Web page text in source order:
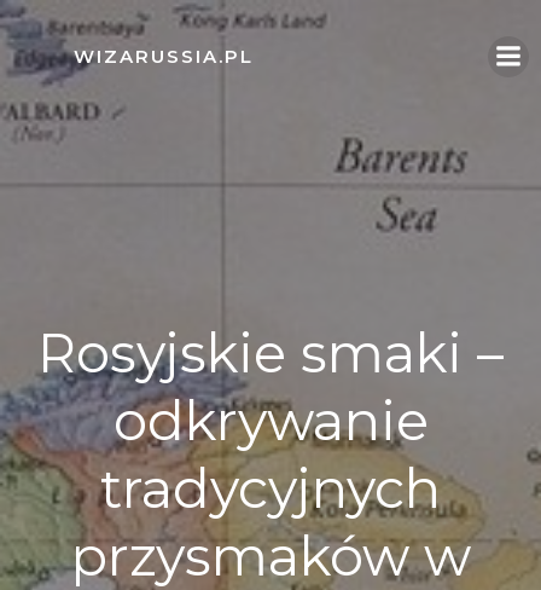
Skip
WIZARUSSIA.PL
Rosyjskie smaki –
odkrywanie
tradycyjnych
przysmaków w